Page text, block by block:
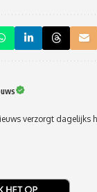
verzorgt dagelijks